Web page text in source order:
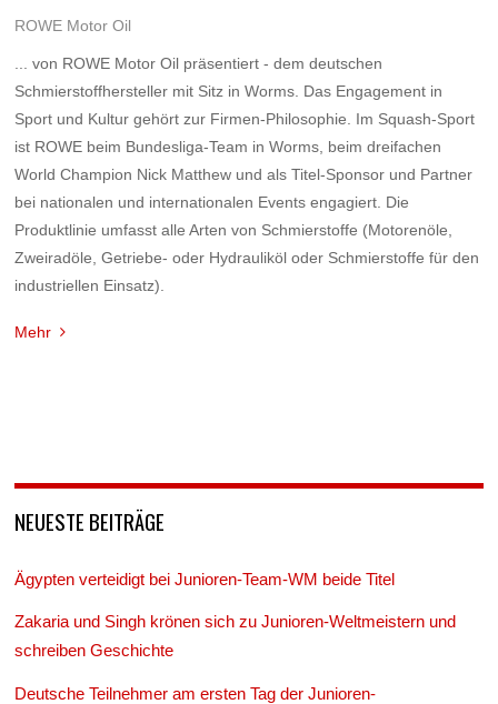
ROWE Motor Oil
... von ROWE Motor Oil präsentiert - dem deutschen
Schmierstoffhersteller mit Sitz in Worms. Das Engagement in
Sport und Kultur gehört zur Firmen-Philosophie. Im Squash-Sport
ist ROWE beim Bundesliga-Team in Worms, beim dreifachen
World Champion Nick Matthew und als Titel-Sponsor und Partner
bei nationalen und internationalen Events engagiert. Die
Produktlinie umfasst alle Arten von Schmierstoffe (Motorenöle,
Zweiradöle, Getriebe- oder Hydrauliköl oder Schmierstoffe für den
industriellen Einsatz).
Mehr
NEUESTE BEITRÄGE
Ägypten verteidigt bei Junioren-Team-WM beide Titel
Zakaria und Singh krönen sich zu Junioren-Weltmeistern und
schreiben Geschichte
Deutsche Teilnehmer am ersten Tag der Junioren-